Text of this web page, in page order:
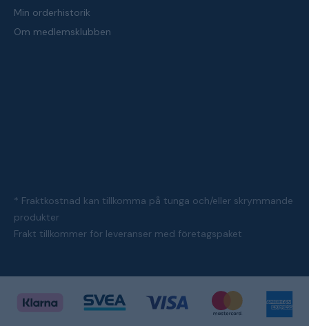
Min orderhistorik
Om medlemsklubben
* Fraktkostnad kan tillkomma på tunga och/eller skrymmande
produkter
Frakt tillkommer för leveranser med företagspaket